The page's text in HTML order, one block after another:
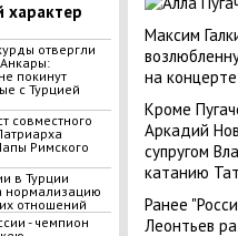
характер
отвергли
покинут
с Турцией
совместного
Римского
в Турции
нормализацию
отношений
- чемпион
Максим
на
Кроме
Аркадий
супругом
катанию
Ранее
Леонтьев